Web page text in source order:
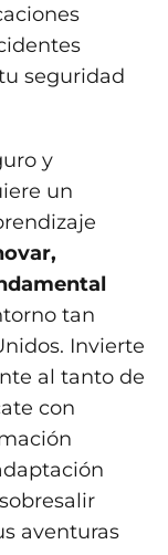
seguridad
y
un
tan
Invierte
al tanto de
con
aventuras